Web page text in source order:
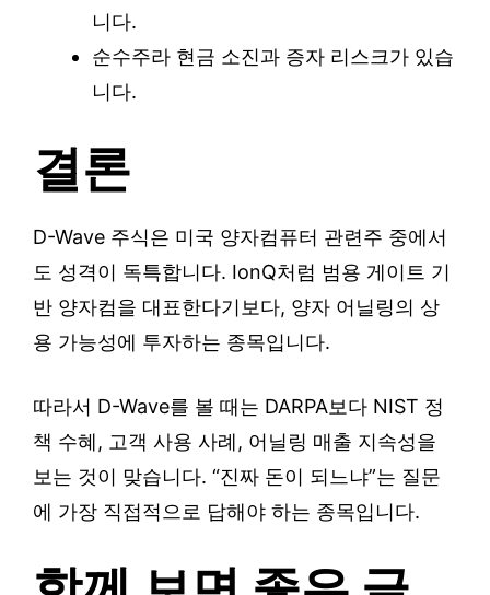
니다.
순수주라 현금 소진과 증자 리스크가 있습
니다.
결론
D-Wave 주식은 미국 양자컴퓨터 관련주 중에서
도 성격이 독특합니다. IonQ처럼 범용 게이트 기
반 양자컴을 대표한다기보다, 양자 어닐링의 상
용 가능성에 투자하는 종목입니다.
따라서 D-Wave를 볼 때는 DARPA보다 NIST 정
책 수혜, 고객 사용 사례, 어닐링 매출 지속성을
보는 것이 맞습니다. “진짜 돈이 되느냐”는 질문
에 가장 직접적으로 답해야 하는 종목입니다.